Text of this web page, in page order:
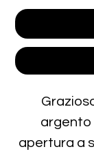
argento
apertura a